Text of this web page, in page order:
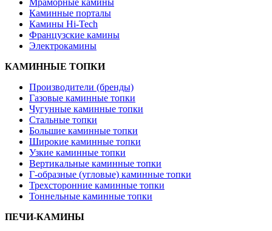
Каминные порталы
Камины Hi-Tech
Французские камины
Электрокамины
КАМИННЫЕ ТОПКИ
Производители (бренды)
Газовые каминные топки
Чугунные каминные топки
Стальные топки
Большие каминные топки
Широкие каминные топки
Узкие каминные топки
Вертикальные каминные топки
Г-образные (угловые) каминные топки
Трехсторонние каминные топки
Тоннельные каминные топки
ПЕЧИ-КАМИНЫ